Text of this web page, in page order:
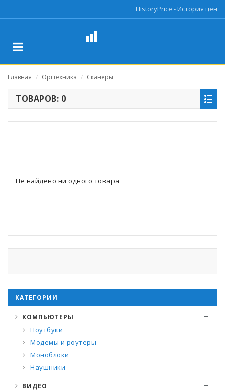
HistoryPrice - История цен
Главная / Оргтехника / Сканеры
ТОВАРОВ: 0
Не найдено ни одного товара
КАТЕГОРИИ
КОМПЬЮТЕРЫ
Ноутбуки
Модемы и роутеры
Моноблоки
Наушники
ВИДЕО